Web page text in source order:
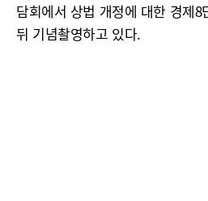
담회에서 상법 개정에 대한 경제
뒤 기념촬영하고 있다.